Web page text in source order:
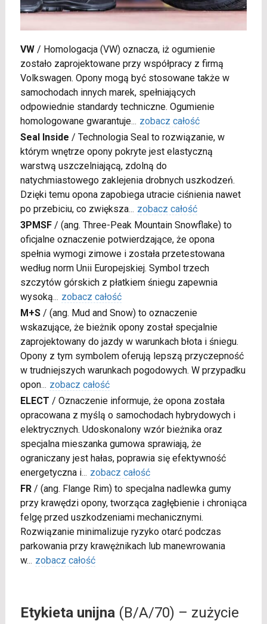
VW/ Homologacja (VW) oznacza, iż ogumienie
zostało zaprojektowane przy współpracy z firmą
Volkswagen. Opony mogą być stosowane także w
samochodach innych marek, spełniających
odpowiednie standardy techniczne. Ogumienie
homologowane gwarantuje... zobacz całość
Seal Inside / Technologia Seal to rozwiązanie, w
którym wnętrze opony pokryte jest elastyczną
warstwą uszczelniającą, zdolną do
natychmiastowego zaklejenia drobnych uszkodzeń.
Dzięki temu opona zapobiega utracie ciśnienia nawet
po przebiciu, co zwiększa... zobacz całość
3PMSF/ (ang. Three-Peak Mountain Snowflake) to
oficjalne oznaczenie potwierdzające, że opona
spełnia wymogi zimowe i została przetestowana
według norm Unii Europejskiej. Symbol trzech
szczytów górskich z płatkiem śniegu zapewnia
wysoką... zobacz całość
M+S/ (ang. Mud and Snow) to oznaczenie
wskazujące, że bieżnik opony został specjalnie
zaprojektowany do jazdy w warunkach błota i śniegu.
Opony z tym symbolem oferują lepszą przyczepność
w trudniejszych warunkach pogodowych. W przypadku
opon... zobacz całość
ELECT / Oznaczenie informuje, że opona została
opracowana z myślą o samochodach hybrydowych i
elektrycznych. Udoskonalony wzór bieżnika oraz
specjalna mieszanka gumowa sprawiają, że
ograniczany jest hałas, poprawia się efektywność
energetyczna i... zobacz całość
FR/ (ang. Flange Rim) to specjalna nadlewka gumy
przy krawędzi opony, tworząca zagłębienie i chroniąca
felgę przed uszkodzeniami mechanicznymi.
Rozwiązanie minimalizuje ryzyko otarć podczas
parkowania przy krawężnikach lub manewrowania
w... zobacz całość
Etykieta unijna(B/A/70) – zużycie